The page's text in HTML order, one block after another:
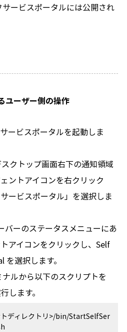
サービスポータルには公開され
ユーザー側の操作
ービスポータルを起動しま
クトップ画面右下の通知領域
ントアイコンを右クリック
ービスポータル」を選択しま
バーのステータスメニューにあ
アイコンをクリックし、Self
選択します。
ナルから以下のスクリプトを
します。
ディレクトリ>/bin/StartSelfSer